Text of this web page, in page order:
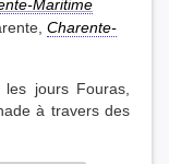
Maritime
Charente-
jours Fouras,
à travers des